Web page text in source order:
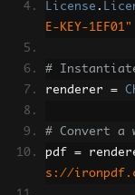
License .
E-KEY-1EF01"
#
renderer =
# Convert a
pdf =
s://